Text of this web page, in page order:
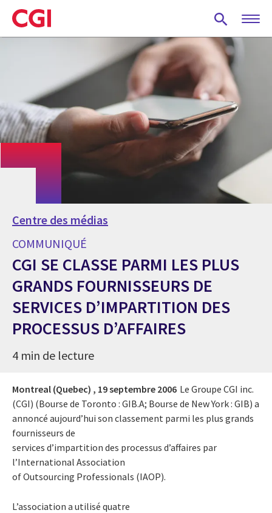
Skip
to
main
Centre des médias
COMMUNIQUÉ
CGI SE CLASSE PARMI LES PLUS
GRANDS FOURNISSEURS DE
SERVICES D’IMPARTITION DES
PROCESSUS D’AFFAIRES
4 min de lecture
Montreal (Quebec) , 19 septembre 2006 Le Groupe CGI inc.
(CGI) (Bourse de Toronto : GIB.A; Bourse de New York : GIB) a
annoncé aujourd’hui son classement parmi les plus grands
fournisseurs de
services d’impartition des processus d’affaires par
l’International Association
of Outsourcing Professionals (IAOP).
L’association a utilisé quatre